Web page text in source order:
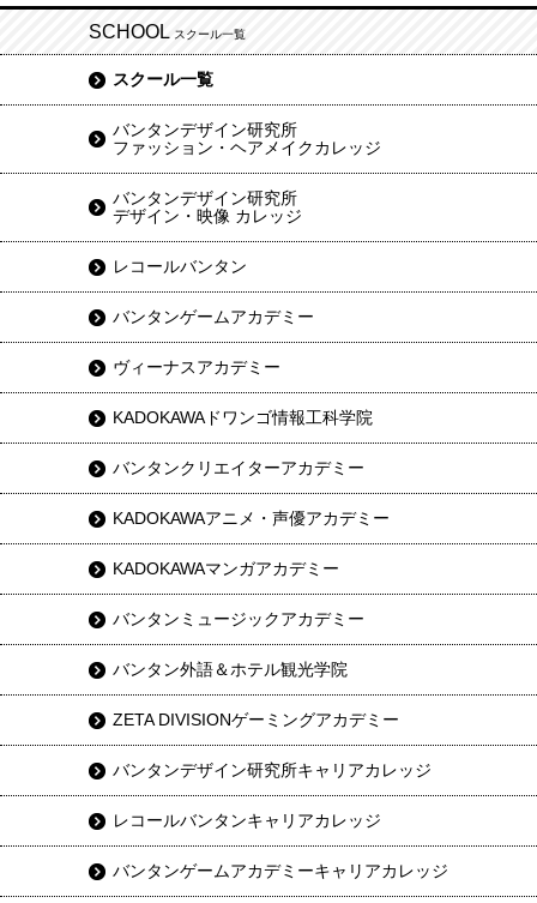
SCHOOL スクール一覧
スクール一覧
バンタンデザイン研究所
ファッション・ヘアメイクカレッジ
バンタンデザイン研究所
デザイン・映像 カレッジ
レコールバンタン
バンタンゲームアカデミー
ヴィーナスアカデミー
KADOKAWAドワンゴ情報工科学院
バンタンクリエイターアカデミー
KADOKAWAアニメ・声優アカデミー
KADOKAWAマンガアカデミー
バンタンミュージックアカデミー
バンタン外語＆ホテル観光学院
ZETA DIVISIONゲーミングアカデミー
バンタンデザイン研究所キャリアカレッジ
レコールバンタンキャリアカレッジ
バンタンゲームアカデミーキャリアカレッジ